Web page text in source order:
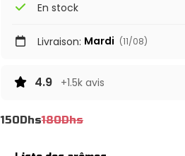
En stock
Livraison: Mardi (11/08)
4.9 +1.5k avis
180Dhs
150Dhs